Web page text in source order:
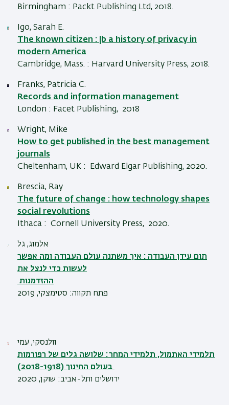
Birmingham : Packt Publishing Ltd, 2018.
Igo, Sarah E.
The known citizen : |b a history of privacy in
modern America
Cambridge, Mass. : Harvard University Press, 2018.
Franks, Patricia C.
Records and information management
London : Facet Publishing, 2018
Wright, Mike
How to get published in the best management
journals
Cheltenham, UK : Edward Elgar Publishing, 2020.
Brescia, Ray
The future of change : how technology shapes
social revolutions
Ithaca : Cornell University Press, 2020.
אלמוג, גל
תום עידן העבודה : איך משתנה עולם העבודה ומה אפשר
לעשות כדי לנצל את
ההזדמנות
פתח תקווה: סטימצקי, 2019
וולנסקי, עמי
תלמידי האתמול, תלמידי המחר : שלושה גלים של רפורמות
ירושלים ותל-אביב: שוקן, 2020